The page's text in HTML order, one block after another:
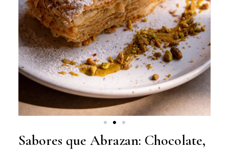
Sabores que Abrazan: Chocolate,